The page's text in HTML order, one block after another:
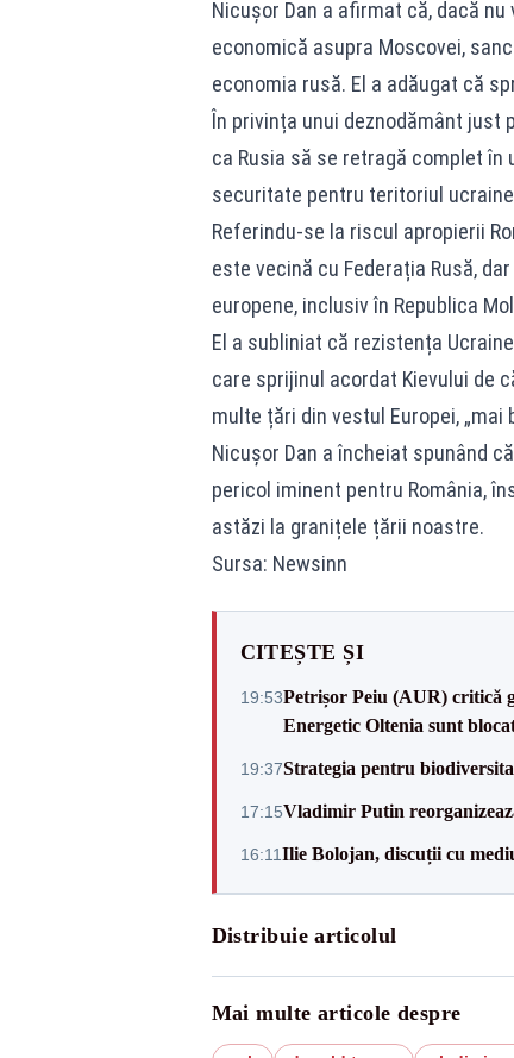
Nicușor Dan a afirmat că, dacă
economică asupra Moscovei,
economia rusă. El a adăugat că
În privința unui deznodământ just
ca Rusia să se retragă complet
securitate pentru teritoriul
Referindu-se la riscul apropierii
este vecină cu Federația Rusă,
europene, inclusiv în Republica
El a subliniat că rezistența
care sprijinul acordat Kievului de
multe țări din vestul Europei,
Nicușor Dan a încheiat spunând
pericol iminent pentru România,
astăzi la granițele țării noastre.
Sursa: Newsinn
CITEȘTE ȘI
19:53Petrișor Peiu (AUR) critică
Energetic Oltenia sunt
19:37Strategia pentru
17:15Vladimir Putin
16:11Ilie Bolojan, discuții cu
Distribuie articolul
Mai multe articole despre